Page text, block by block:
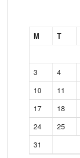
M
T
3
4
10
11
17
18
24
25
31